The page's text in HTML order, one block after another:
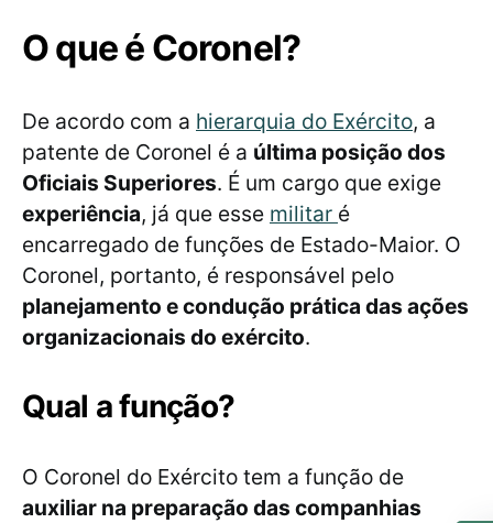
O que é Coronel?
De acordo com a hierarquia do Exército, a
patente de Coronel é a última posição dos
Oficiais Superiores. É um cargo que exige
experiência, já que esse militar é
encarregado de funções de Estado-Maior. O
Coronel, portanto, é responsável pelo
planejamento e condução prática das ações
organizacionais do exército.
Qual a função?
O Coronel do Exército tem a função de
auxiliar na preparação das companhias